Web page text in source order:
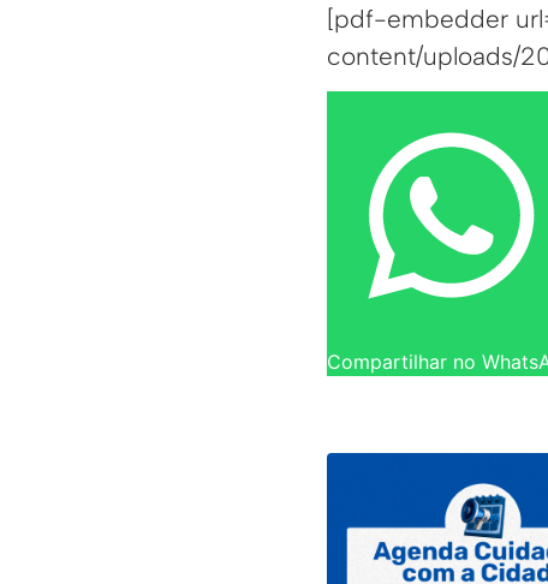
[pdf-embedder
content/uploads/
Compartilhar no